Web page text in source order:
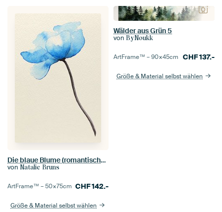
Die blaue Blume (romantische Aquarellmalerei Frühling Pflanzen zerbrechlich Nahaufnahme Stamm Blumen
von Natalie Bruns
ArtFrame™ –50×75cm CHF142.-
Größe & Material selbst wählen
Wälder aus Grün 5
von ByNoukk
ArtFrame™ –90×45cm CHF137.-
Größe & Material selbst wählen